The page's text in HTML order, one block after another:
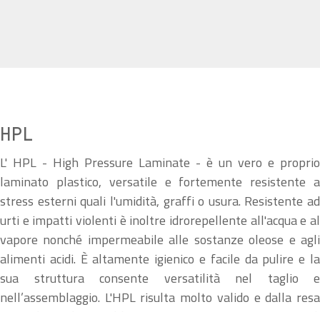
HPL
L' HPL - High Pressure Laminate - è un vero e proprio
laminato plastico, versatile e fortemente resistente a
stress esterni quali l'umidità, graffi o usura. Resistente ad
urti e impatti violenti è inoltre idrorepellente all'acqua e al
vapore nonché impermeabile alle sostanze oleose e agli
alimenti acidi. È altamente igienico e facile da pulire e la
sua struttura consente versatilità nel taglio e
nell’assemblaggio. L'HPL risulta molto valido e dalla resa